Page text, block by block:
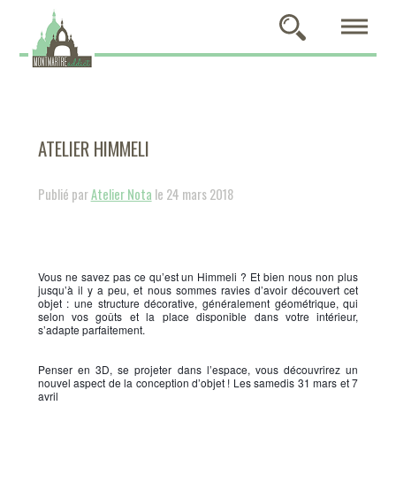
ATELIER HIMMELI
Publié parAtelier Nota le 24 mars 2018
Vous ne savez pas ce qu’est un Himmeli ? Et bien nous non plus
jusqu’à il y a peu, et nous sommes ravies d’avoir découvert cet
objet : une structure décorative, généralement géométrique, qui
selon vos goûts et la place disponible dans votre intérieur,
s’adapte parfaitement.
Penser en 3D, se projeter dans l’espace, vous découvrirez un
nouvel aspect de la conception d’objet ! Les samedis 31 mars et 7
avril